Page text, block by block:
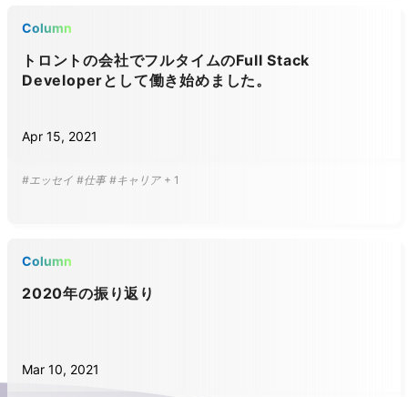
Column
トロントの会社でフルタイムのFull Stack
Developerとして働き始めました。
Apr 15, 2021
#エッセイ #仕事 #キャリア + 1
Column
2020年の振り返り
Mar 10, 2021